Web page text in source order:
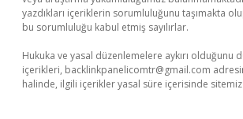
yazdıkları içeriklerin sorumluluğunu taşımakta
bu sorumluluğu kabul etmiş sayılırlar.
Hukuka ve yasal düzenlemelere aykırı olduğunu
içerikleri, backlinkpanelicomtr@gmail.com
halinde, ilgili içerikler yasal süre içerisinde